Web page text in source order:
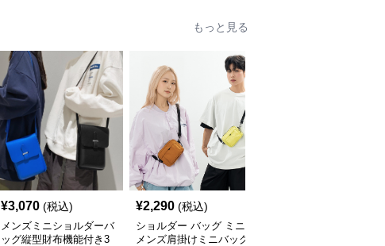
もっと見る
¥3,070 (税込)
メンズミニショルダーバ
ッグ縦型財布機能付き3
¥2,290 (税込)
ショルダー バッグ ミニ
メンズ肩掛けミニバッグ